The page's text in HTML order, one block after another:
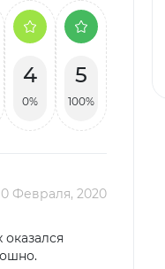
4
0%
5
100%
Февраля, 2020